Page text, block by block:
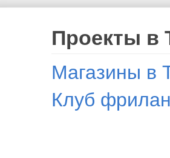
Проекты в
Магазины в
Клуб